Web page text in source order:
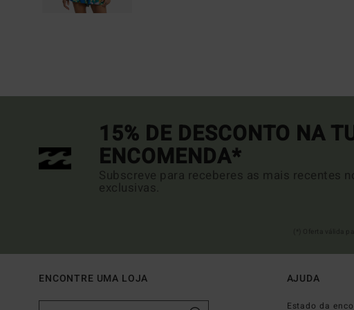
15% DE DESCONTO NA
ENCOMENDA*
Subscreve para receberes as mais recentes
exclusivas.
ENCONTRE UMA LOJA AJUDA
Estado da